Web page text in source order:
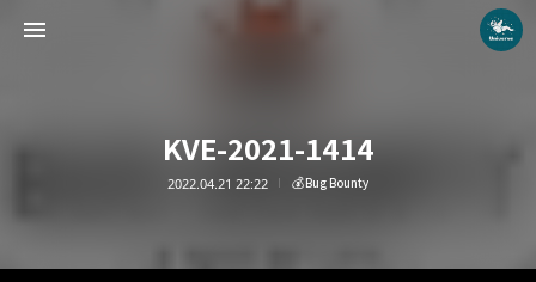
KVE-2021-1414
2022.04.21 22:22 💰Bug Bounty
Universe blog